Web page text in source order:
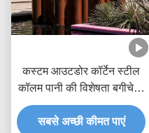
कस्टम आउटडोर कॉर्टेन स्टील
कॉलम पानी की विशेषता बगीचे के
लिए फव्वारा
सबसे अच्छी कीमत पाएं